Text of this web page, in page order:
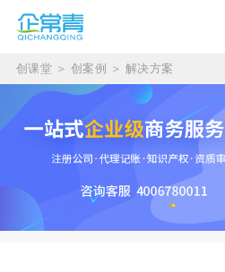
创课堂 ＞ 创案例 ＞ 解决方案